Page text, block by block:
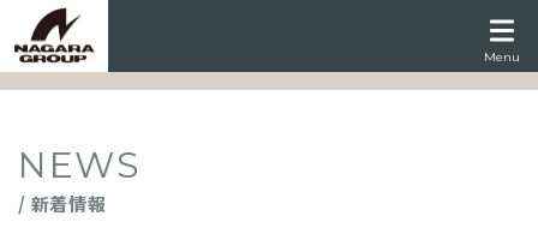
Menu
NEWS
/ 新着情報